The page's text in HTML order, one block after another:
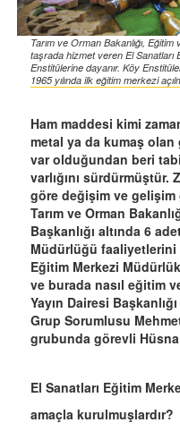
Tarım ve Orman Bakanlığı, Eğitim
taşrada hizmet veren El
Enstitülerine dayanır. Köy
1965 yılında ilk eğitim merkezi
Ham maddesi kimi
metal ya da kumaş olan
var olduğundan beri
varlığını sürdürmüştür.
göre değişim ve gelişim
Tarım ve Orman
Başkanlığı altında 6
Müdürlüğü faaliyetlerini
Eğitim Merkezi
ve burada nasıl eğitim
Yayın Dairesi
Grup Sorumlusu
grubunda görevli Hüsna
El Sanatları Eğitim
amaçla kurulmuşlardır?